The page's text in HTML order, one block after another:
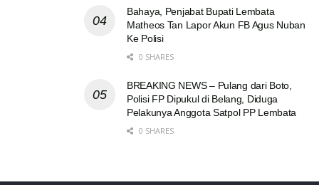
Bahaya, Penjabat Bupati Lembata
Matheos Tan Lapor Akun FB Agus Nuban
Ke Polisi
0 SHARES
BREAKING NEWS – Pulang dari Boto,
Polisi FP Dipukul di Belang, Diduga
Pelakunya Anggota Satpol PP Lembata
0 SHARES